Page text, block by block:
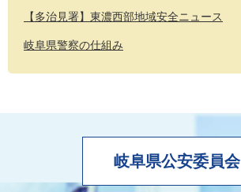
【多治見署】東濃西部地域安全ニュース
岐阜県警察の仕組み
岐阜県公安委員会